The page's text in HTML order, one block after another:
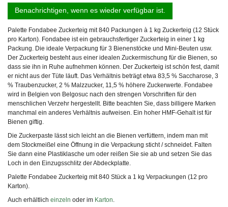
Benachrichtigen, wenn es wieder verfügbar ist.
Palette Fondabee Zuckerteig mit 840 Packungen à 1 kg Zuckerteig (12 Stück
pro Karton). Fondabee ist ein gebrauchsfertiger Zuckerteig in einer 1 kg
Packung. Die ideale Verpackung für 3 Bienenstöcke und Mini-Beuten usw.
Der Zuckerteig besteht aus einer idealen Zuckermischung für die Bienen, so
dass sie ihn in Ruhe aufnehmen können. Der Zuckerteig ist schön fest, damit
er nicht aus der Tüte läuft. Das Verhältnis beträgt etwa 83,5 % Saccharose, 3
% Traubenzucker, 2 % Malzzucker, 11,5 % höhere Zuckerwerte. Fondabee
wird in Belgien von Belgosuc nach den strengen Vorschriften für den
menschlichen Verzehr hergestellt. Bitte beachten Sie, dass billigere Marken
manchmal ein anderes Verhältnis aufweisen. Ein hoher HMF-Gehalt ist für
Bienen giftig.
Die Zuckerpaste lässt sich leicht an die Bienen verfüttern, indem man mit
dem Stockmeißel eine Öffnung in die Verpackung sticht / schneidet. Falten
Sie dann eine Plastiklasche um oder reißen Sie sie ab und setzen Sie das
Loch in den Einzugsschlitz der Abdeckplatte.
Palette Fondabee Zuckerteig mit 840 Stück a 1 kg Verpackungen (12 pro
Karton).
Auch erhältlich einzeln oder im Karton.